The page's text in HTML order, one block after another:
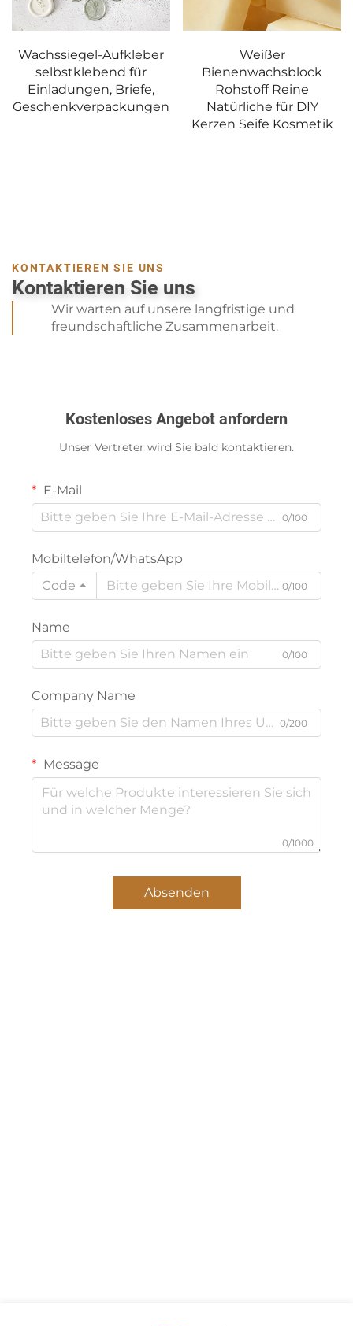
Wachssiegel-Aufkleber
selbstklebend für
Einladungen, Briefe,
Geschenkverpackungen
Weißer
Bienenwachsblock
Rohstoff Reine
Natürliche für DIY
Kerzen Seife Kosmetik
KONTAKTIEREN SIE UNS
Kontaktieren Sie uns
Wir warten auf unsere langfristige und
freundschaftliche Zusammenarbeit.
Kostenloses Angebot anfordern
Unser Vertreter wird Sie bald kontaktieren.
E-Mail
0/100
Mobiltelefon/WhatsApp
Code
0/100
Name
0/100
Company Name
0/200
Message
0/1000
Absenden